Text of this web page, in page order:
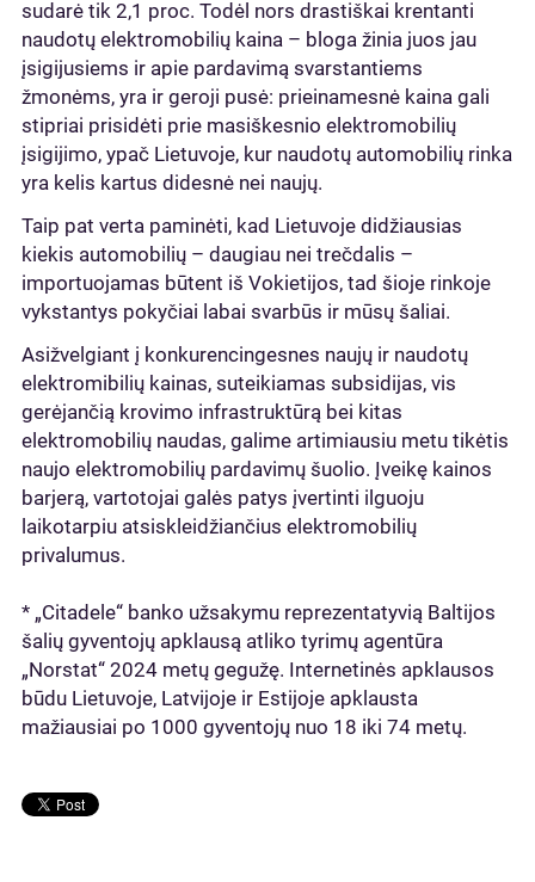
sudarė tik 2,1 proc. Todėl nors drastiškai krentanti
naudotų elektromobilių kaina – bloga žinia juos jau
įsigijusiems ir apie pardavimą svarstantiems
žmonėms, yra ir geroji pusė: prieinamesnė kaina gali
stipriai prisidėti prie masiškesnio elektromobilių
įsigijimo, ypač Lietuvoje, kur naudotų automobilių rinka
yra kelis kartus didesnė nei naujų.
Taip pat verta paminėti, kad Lietuvoje didžiausias
kiekis automobilių – daugiau nei trečdalis –
importuojamas būtent iš Vokietijos, tad šioje rinkoje
vykstantys pokyčiai labai svarbūs ir mūsų šaliai.
Asižvelgiant į konkurencingesnes naujų ir naudotų
elektromibilių kainas, suteikiamas subsidijas, vis
gerėjančią krovimo infrastruktūrą bei kitas
elektromobilių naudas, galime artimiausiu metu tikėtis
naujo elektromobilių pardavimų šuolio. Įveikę kainos
barjerą, vartotojai galės patys įvertinti ilguoju
laikotarpiu atsiskleidžiančius elektromobilių
privalumus.
* „Citadele“ banko užsakymu reprezentatyvią Baltijos
šalių gyventojų apklausą atliko tyrimų agentūra
„Norstat“ 2024 metų gegužę. Internetinės apklausos
būdu Lietuvoje, Latvijoje ir Estijoje apklausta
mažiausiai po 1000 gyventojų nuo 18 iki 74 metų.